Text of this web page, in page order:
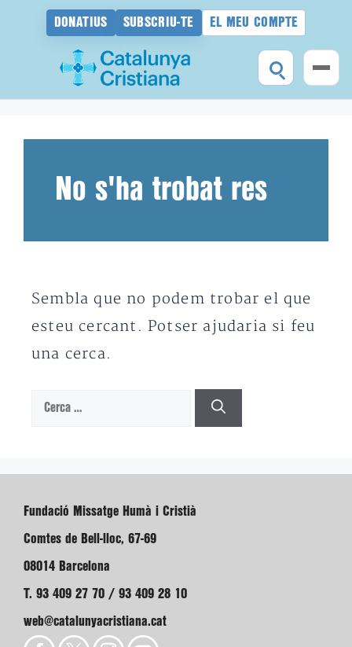
DONATIUS SUBSCRIU-TE EL MEU COMPTE
No s'ha trobat res
Sembla que no podem trobar el que
esteu cercant. Potser ajudaria si feu
una cerca.
Cerca:
Fundació Missatge Humà i Cristià
Comtes de Bell-lloc, 67-69
08014 Barcelona
T. 93 409 27 70 / 93 409 28 10
web@catalunyacristiana.cat